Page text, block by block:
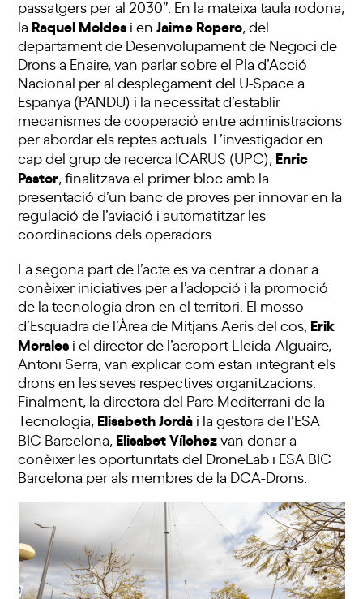
passatgers per al 2030”. En la mateixa taula rodona,
la Raquel Moldes i enJaime Ropero , del
departament de Desenvolupament de Negoci de
Drons a Enaire, van parlar sobre el Pla d’Acció
Nacional per al desplegament del U-Space a
Espanya (PANDU) i la necessitat d’establir
mecanismes de cooperació entre administracions
per abordar els reptes actuals. L’investigador en
cap del grup de recerca ICARUS (UPC), Enric
Pastor , finalitzava el primer bloc amb la
presentació d’un banc de proves per innovar en la
regulació de l’aviació i automatitzar les
coordinacions dels operadors.
La segona part de l’acte es va centrar a donar a
conèixer iniciatives per a l’adopció i la promoció
de la tecnologia dron en el territori. El mosso
d’Esquadra de l’Àrea de Mitjans Aeris del cos, Erik
Morales i el director de l’aeroport Lleida-Alguaire,
Antoni Serra, van explicar com estan integrant els
drons en les seves respectives organitzacions.
Finalment, la directora del Parc Mediterrani de la
Tecnologia, Elisabeth Jordà i la gestora de l’ESA
BIC Barcelona, Elisabet Vílchezvan donar a
conèixer les oportunitats del DroneLab i ESA BIC
Barcelona per als membres de la DCA-Drons.